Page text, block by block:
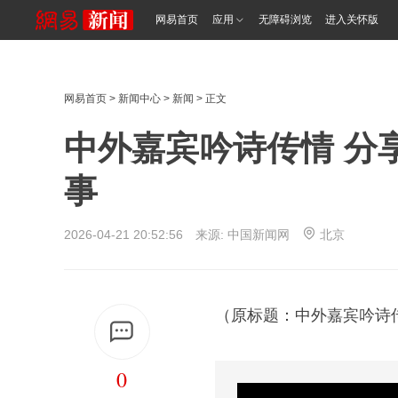
网易首页 应用 无障碍浏览 进入关怀版
网易首页 > 新闻中心 > 新闻 > 正文
中外嘉宾吟诗传情 分
事
2026-04-21 20:52:56 来源: 中国新闻网 北京
0
（原标题：中外嘉宾吟